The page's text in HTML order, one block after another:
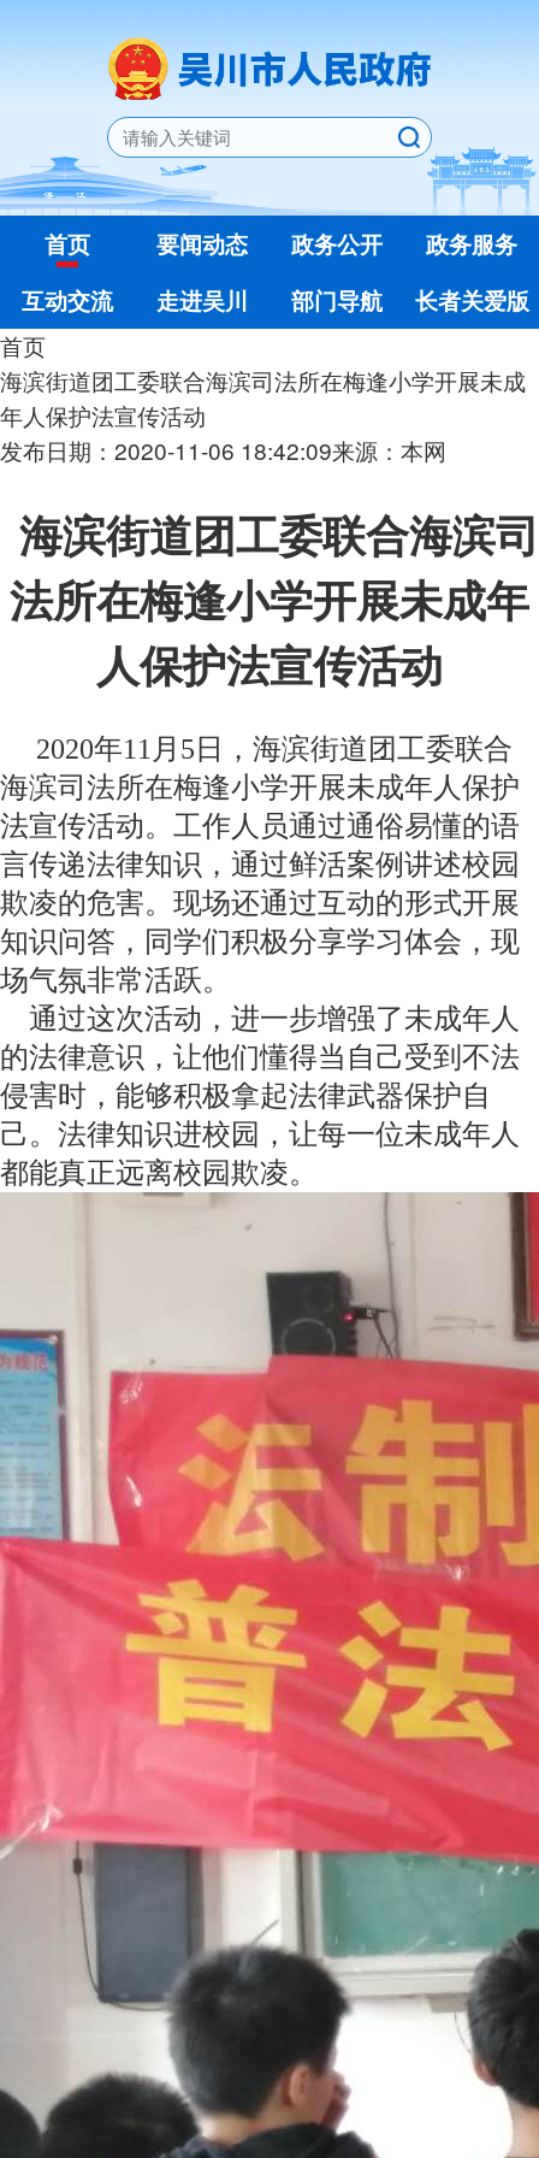
首页 要闻动态 政务公开
政务服务
互动交流
走进吴川 部门导航
长者关爱版
首页
海滨街道团工委联合海滨司法所在梅逢小学开展未成
年人保护法宣传活动
发布日期：2020-11-06 18:42:09来源：本网
海滨街道团工委联合海滨司
法所在梅逢小学开展未成年
人保护法宣传活动
2020年11月5日，海滨街道团工委联合
海滨司法所在梅逢小学开展未成年人保护
法宣传活动。工作人员通过通俗易懂的语
言传递法律知识，通过鲜活案例讲述校园
欺凌的危害。现场还通过互动的形式开展
知识问答，同学们积极分享学习体会，现
场气氛非常活跃。
通过这次活动，进一步增强了未成年人
的法律意识，让他们懂得当自己受到不法
侵害时，能够积极拿起法律武器保护自
己。法律知识进校园，让每一位未成年人
都能真正远离校园欺凌。